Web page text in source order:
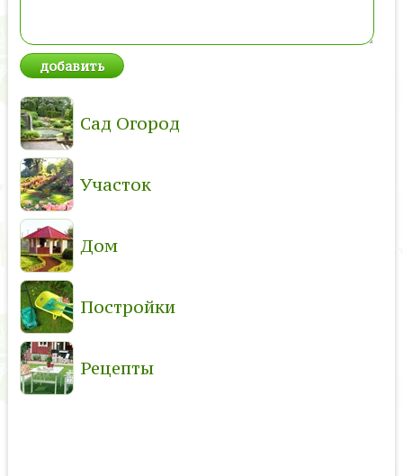
Сад Огород
Участок
Дом
Постройки
Рецепты